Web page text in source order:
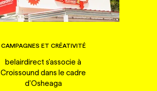
CAMPAGNES ET CRÉATIVITÉ
belairdirect s'associe à
Croissound dans le cadre
d'Osheaga